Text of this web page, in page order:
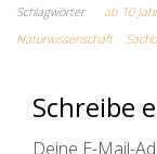
Schlagwörter ab 10
Naturwissenschaft
Schreibe
Deine E-Mail-